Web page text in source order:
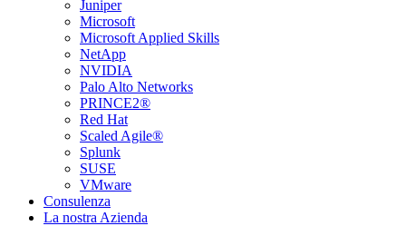
Juniper
Microsoft
Microsoft Applied Skills
NetApp
NVIDIA
Palo Alto Networks
PRINCE2®
Red Hat
Scaled Agile®
Splunk
SUSE
VMware
Consulenza
La nostra Azienda